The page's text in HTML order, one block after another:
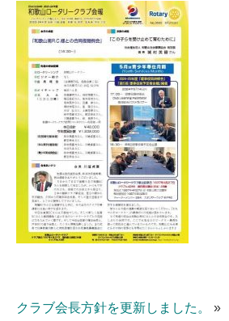
クラブ会長方針を更新しました。 »